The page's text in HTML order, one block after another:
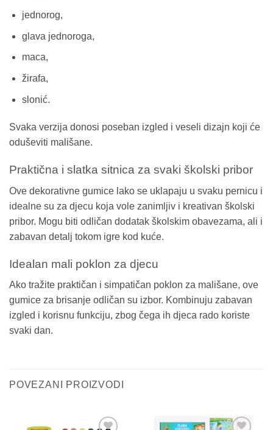
jednorog,
glava jednoroga,
maca,
žirafa,
slonić.
Svaka verzija donosi poseban izgled i veseli dizajn koji će
oduševiti mališane.
Praktična i slatka sitnica za svaki školski pribor
Ove dekorativne gumice lako se uklapaju u svaku pernicu i
idealne su za djecu koja vole zanimljiv i kreativan školski
pribor. Mogu biti odličan dodatak školskim obavezama, ali i
zabavan detalj tokom igre kod kuće.
Idealan mali poklon za djecu
Ako tražite praktičan i simpatičan poklon za mališane, ove
gumice za brisanje odličan su izbor. Kombinuju zabavan
izgled i korisnu funkciju, zbog čega ih djeca rado koriste
svaki dan.
POVEZANI PROIZVODI